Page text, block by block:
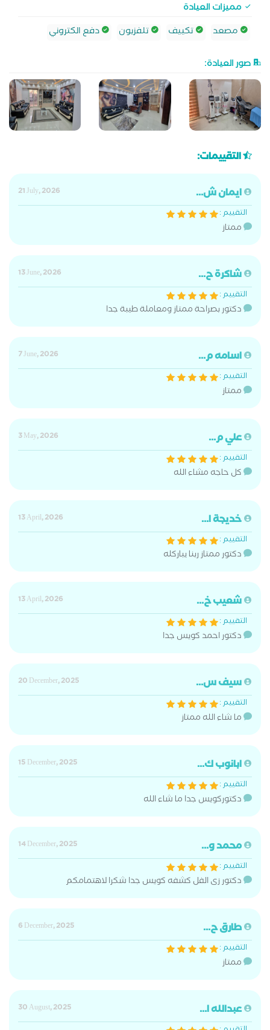
مميزات العيادة
مصعد
تكييف تلفزيون دفع الكتروني
صور العيادة:
التقييمات:
ايمان ش...
21 July, 2026
التقييم :
ممتاز
شاكرة ح...
13 June, 2026
التقييم :
دكتور بصراحة ممتاز ومعاملة طيبة جدا
اسامه م...
7 June, 2026
التقييم :
ممتاز
علي م...
3 May, 2026
التقييم :
كل حاجه مشاء الله
خديجة ا...
13 April, 2026
التقييم :
دكتور ممتاز ربنا يباركله
شعيب خ...
13 April, 2026
التقييم :
دكتور احمد كويس جدا
سيف س...
20 December, 2025
التقييم :
ما شاء الله ممتاز
ابانوب ك...
15 December, 2025
التقييم :
دكتوركويس جدا ما شاء الله
محمد و...
14 December, 2025
التقييم :
دكتور زى الفل كشفه كويس جدا شكرا لاهتمامكم
طارق ح...
6 December, 2025
التقييم :
ممتاز
عبدالله ا...
30 August, 2025